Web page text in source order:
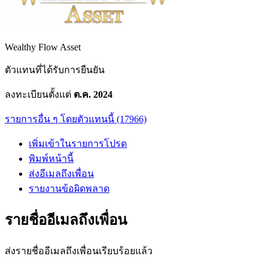
Wealthy Flow Asset
ตัวแทนที่ได้รับการยืนยัน
ลงทะเบียนตั้งแต่ ต.ค. 2024
รายการอื่น ๆ โดยตัวแทนนี้ (17966)
เพิ่มเข้าในรายการโปรด
พิมพ์หน้านี้
ส่งอีเมลถึงเพื่อน
รายงานข้อผิดพลาด
รายชื่ออีเมลถึงเพื่อน
ส่งรายชื่ออีเมลถึงเพื่อนเรียบร้อยแล้ว